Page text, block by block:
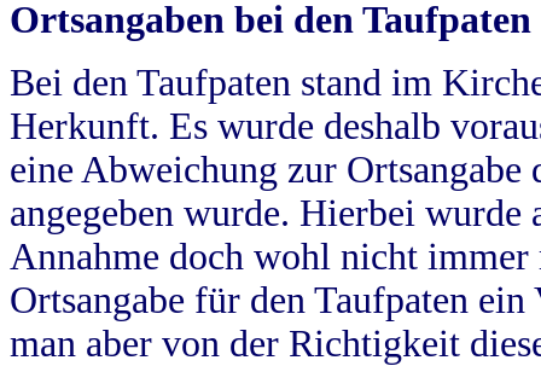
Ortsangaben bei den Taufpaten
Bei den Taufpaten stand im
Herkunft. Es wurde deshalb
eine Abweichung zur
angegeben wurde. Hierbei wurde
Annahme doch wohl nicht
Ortsangabe für den Taufpaten
man aber von der Richtigkeit